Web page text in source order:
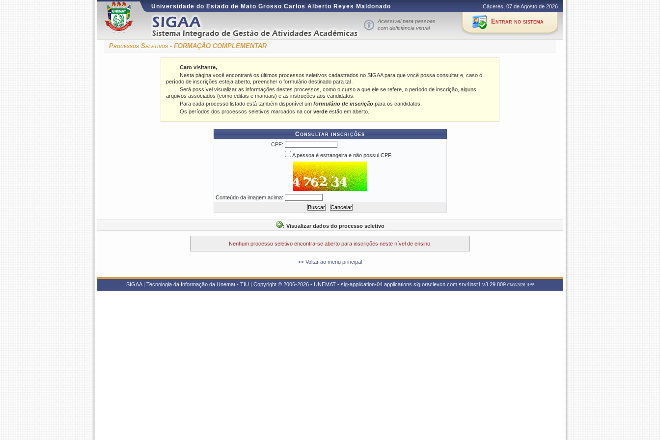
Universidade do Estado de Mato Grosso Carlos Alberto Reyes Maldonado Cáceres, 07 de Agosto de 2026
Acessível para pessoas
com deficiência visual
Entrar no sistema
Processos Seletivos - FORMAÇÃO COMPLEMENTAR
Caro visitante,
Nesta página você encontrará os últimos processos seletivos cadastrados no SIGAA para que você possa consultar e, caso o
período de inscrições esteja aberto, preencher o formulário destinado para tal .
Será possível visualizar as informações destes processos, como o curso a que ele se refere, o período de inscrição, alguns
arquivos associados (como editais e manuais) e as instruções aos candidatos.
Para cada processo listado está também disponível um formulário de inscrição para os candidatos.
Os períodos dos processos seletivos marcados na cor verde estão em aberto.
Consultar inscrições
CPF:
A pessoa é estrangeira e não possui CPF.
Conteúdo da imagem acima:
: Visualizar dados do processo seletivo
Nenhum processo seletivo encontra-se aberto para inscrições neste nível de ensino.
<< Voltar ao menu principal
SIGAA | Tecnologia da Informação da Unemat - TIU | Copyright © 2006-2026 - UNEMAT - sig-application-04.applications.sig.oraclevcn.com.srv4inst1 v3.29.809 07/08/2026 11:55